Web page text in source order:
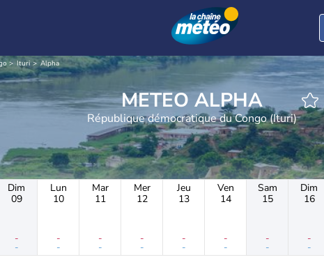
Ituri Alpha
METEO ALPHA
République démocratique du Congo (Ituri)
Dim
09
-
-
Lun
10
-
-
Mar
11
-
-
Mer
12
-
-
Jeu
13
-
-
Ven
14
-
-
Sam
15
-
-
Dim
16
-
-